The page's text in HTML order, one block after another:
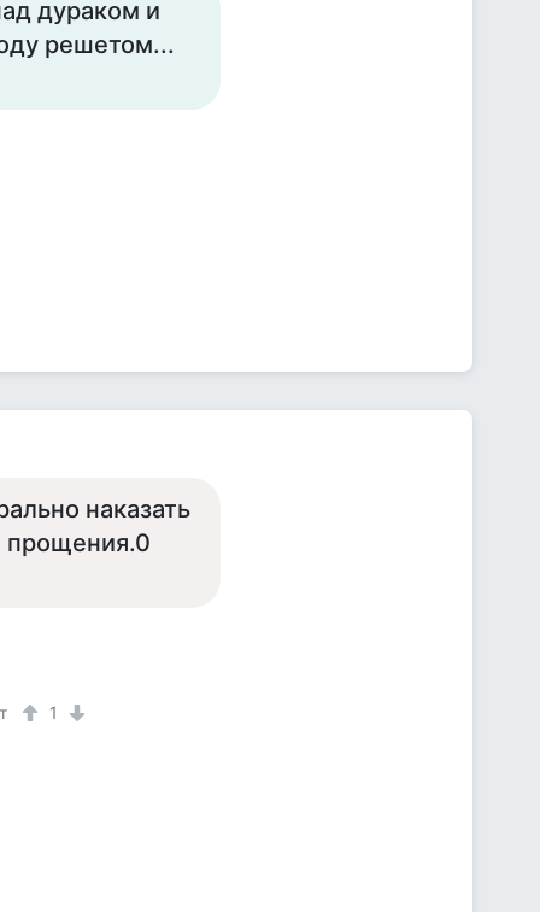
дураком и
решетом...
наказать
прощения.0
1